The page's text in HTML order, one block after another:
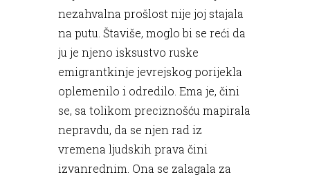
nezahvalna prošlost nije joj stajala
na putu. Štaviše, moglo bi se reći da
ju je njeno isksustvo ruske
emigrantkinje jevrejskog porijekla
oplemenilo i odredilo. Ema je, čini
se, sa tolikom preciznošću mapirala
nepravdu, da se njen rad iz
vremena ljudskih prava čini
izvanrednim. Ona se zalagala za